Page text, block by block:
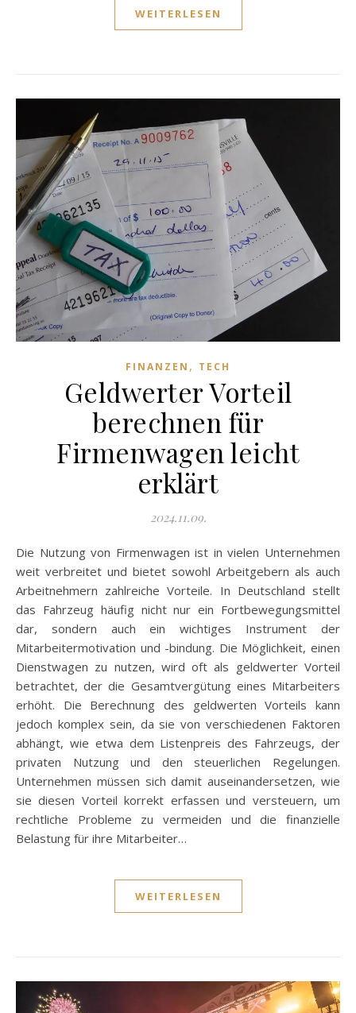
WEITERLESEN
FINANZEN , TECH
Geldwerter Vorteil
berechnen für
Firmenwagen leicht
erklärt
2024.11.09.
Die Nutzung von Firmenwagen ist in vielen Unternehmen
weit verbreitet und bietet sowohl Arbeitgebern als auch
Arbeitnehmern zahlreiche Vorteile. In Deutschland stellt
das Fahrzeug häufig nicht nur ein Fortbewegungsmittel
dar, sondern auch ein wichtiges Instrument der
Mitarbeitermotivation und -bindung. Die Möglichkeit, einen
Dienstwagen zu nutzen, wird oft als geldwerter Vorteil
betrachtet, der die Gesamtvergütung eines Mitarbeiters
erhöht. Die Berechnung des geldwerten Vorteils kann
jedoch komplex sein, da sie von verschiedenen Faktoren
abhängt, wie etwa dem Listenpreis des Fahrzeugs, der
privaten Nutzung und den steuerlichen Regelungen.
Unternehmen müssen sich damit auseinandersetzen, wie
sie diesen Vorteil korrekt erfassen und versteuern, um
rechtliche Probleme zu vermeiden und die finanzielle
Belastung für ihre Mitarbeiter…
WEITERLESEN